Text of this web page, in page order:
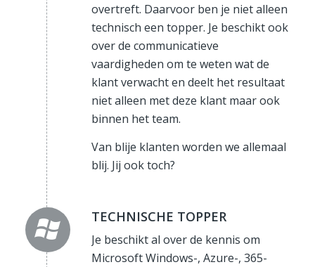
overtreft. Daarvoor ben je niet alleen
technisch een topper. Je beschikt ook
over de communicatieve
vaardigheden om te weten wat de
klant verwacht en deelt het resultaat
niet alleen met deze klant maar ook
binnen het team.
Van blije klanten worden we allemaal
blij. Jij ook toch?
TECHNISCHE TOPPER
Je beschikt al over de kennis om
Microsoft Windows-, Azure-, 365-